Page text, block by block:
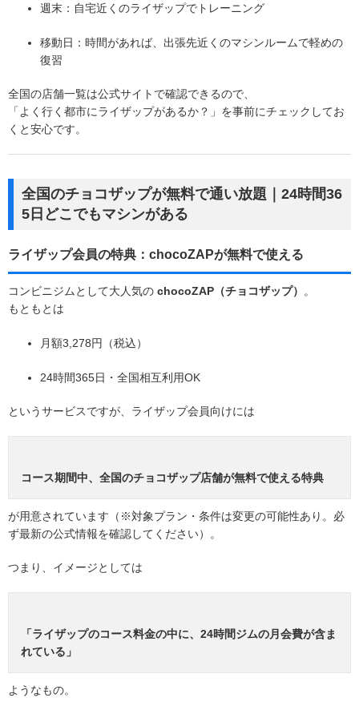
週末：自宅近くのライザップでトレーニング
移動日：時間があれば、出張先近くのマシンルームで軽めの
復習
全国の店舗一覧は公式サイトで確認できるので、
「よく行く都市にライザップがあるか？」を事前にチェックしてお
くと安心です。
全国のチョコザップが無料で通い放題｜24時間36
5日どこでもマシンがある
ライザップ会員の特典：chocoZAPが無料で使える
コンビニジムとして大人気の chocoZAP（チョコザップ）
。
もともとは
月額3,278円（税込）
24時間365日・全国相互利用OK
というサービスですが、ライザップ会員向けには
コース期間中、全国のチョコザップ店舗が無料で使える特典
が用意されています（※対象プラン・条件は変更の可能性あり。必
ず最新の公式情報を確認してください）。
つまり、イメージとしては
「ライザップのコース料金の中に、24時間ジムの月会費が含ま
れている」
ようなもの。